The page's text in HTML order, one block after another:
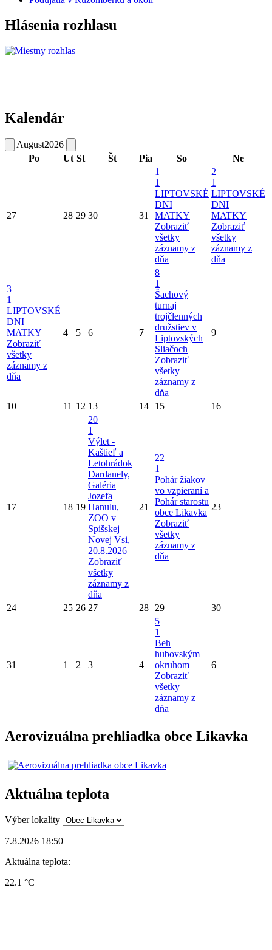
Hlásenia rozhlasu
Kalendár
August2026
Po
Ut St Št Pia So Ne
27 28 29 30 31
1
1
LIPTOVSKÉ
DNI
MATKY
Zobraziť
všetky
záznamy z
dňa
2
1
LIPTOVSKÉ
DNI
MATKY
Zobraziť
všetky
záznamy z
dňa
3
1
LIPTOVSKÉ
DNI
MATKY
Zobraziť
všetky
záznamy z
dňa
4 5 6 7
8
1
Šachový
turnaj
trojčlenných
družstiev v
Liptovských
Sliačoch
Zobraziť
všetky
záznamy z
dňa
9
10 11 12 13 14 15 16
17 18 19
20
1
Výlet -
Kaštieľ a
Letohrádok
Dardanely,
Galéria
Jozefa
Hanulu,
ZOO v
Spišskej
Novej Vsi,
20.8.2026
Zobraziť
všetky
záznamy z
dňa
21
22
1
Pohár žiakov
vo vzpieraní a
Pohár starostu
obce Likavka
Zobraziť
všetky
záznamy z
dňa
23
24 25 26 27 28 29 30
31 1 2 3 4
5
1
Beh
hubovským
okruhom
Zobraziť
všetky
záznamy z
dňa
6
Aerovizuálna prehliadka obce Likavka
Aktuálna teplota
Výber lokality
7.8.2026 18:50
Aktuálna teplota:
22.1 °C